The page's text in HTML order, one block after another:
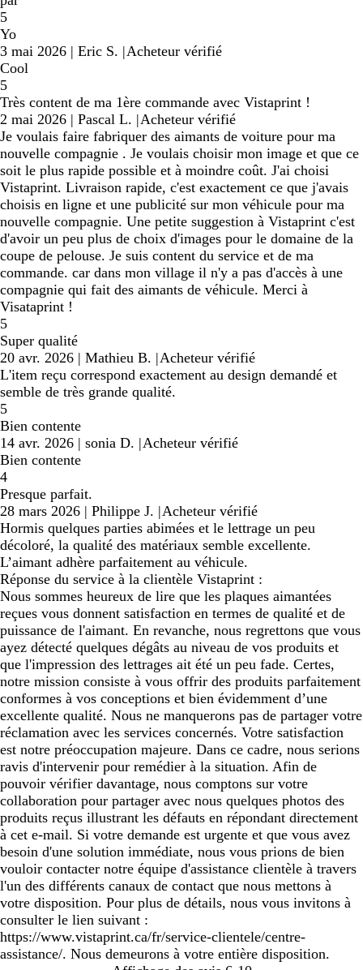
5
Yo
3 mai 2026 | Eric S. |Acheteur vérifié
Cool
5
Très content de ma 1ère commande avec Vistaprint !
2 mai 2026 | Pascal L. |Acheteur vérifié
Je voulais faire fabriquer des aimants de voiture pour ma
nouvelle compagnie . Je voulais choisir mon image et que ce
soit le plus rapide possible et à moindre coût. J'ai choisi
Vistaprint. Livraison rapide, c'est exactement ce que j'avais
choisis en ligne et une publicité sur mon véhicule pour ma
nouvelle compagnie. Une petite suggestion à Vistaprint c'est
d'avoir un peu plus de choix d'images pour le domaine de la
coupe de pelouse. Je suis content du service et de ma
commande. car dans mon village il n'y a pas d'accès à une
compagnie qui fait des aimants de véhicule. Merci à
Visataprint !
5
Super qualité
20 avr. 2026 | Mathieu B. |Acheteur vérifié
L'item reçu correspond exactement au design demandé et
semble de très grande qualité.
5
Bien contente
14 avr. 2026 | sonia D. |Acheteur vérifié
Bien contente
4
Presque parfait.
28 mars 2026 | Philippe J. |Acheteur vérifié
Hormis quelques parties abimées et le lettrage un peu
décoloré, la qualité des matériaux semble excellente.
L’aimant adhère parfaitement au véhicule.
Réponse du service à la clientèle Vistaprint :
Nous sommes heureux de lire que les plaques aimantées
reçues vous donnent satisfaction en termes de qualité et de
puissance de l'aimant. En revanche, nous regrettons que vous
ayez détecté quelques dégâts au niveau de vos produits et
que l'impression des lettrages ait été un peu fade. Certes,
notre mission consiste à vous offrir des produits parfaitement
conformes à vos conceptions et bien évidemment d’une
excellente qualité. Nous ne manquerons pas de partager votre
réclamation avec les services concernés. Votre satisfaction
est notre préoccupation majeure. Dans ce cadre, nous serions
ravis d'intervenir pour remédier à la situation. Afin de
pouvoir vérifier davantage, nous comptons sur votre
collaboration pour partager avec nous quelques photos des
produits reçus illustrant les défauts en répondant directement
à cet e-mail. Si votre demande est urgente et que vous avez
besoin d'une solution immédiate, nous vous prions de bien
vouloir contacter notre équipe d'assistance clientèle à travers
l'un des différents canaux de contact que nous mettons à
votre disposition. Pour plus de détails, nous vous invitons à
consulter le lien suivant :
https://www.vistaprint.ca/fr/service-clientele/centre-
assistance/. Nous demeurons à votre entière disposition.